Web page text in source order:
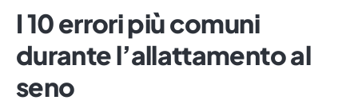
I 10 errori più comuni
durante l’allattamento al
seno